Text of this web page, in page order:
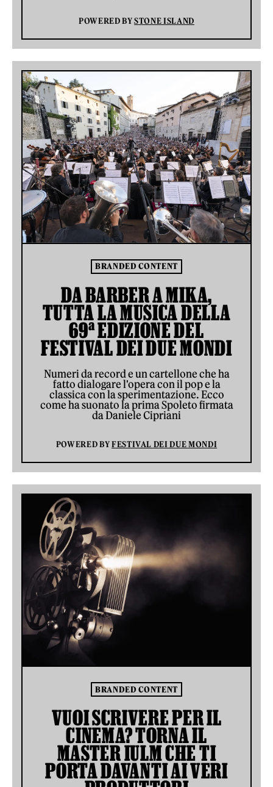
POWERED BYSTONE ISLAND
BRANDED CONTENT
DA BARBER A MIKA,
TUTTA LA MUSICA DELLA
69ª EDIZIONE DEL
FESTIVAL DEI DUE MONDI
Numeri da record e un cartellone che ha
fatto dialogare l'opera con il pop e la
classica con la sperimentazione. Ecco
come ha suonato la prima Spoleto firmata
da Daniele Cipriani
POWERED BYFESTIVAL DEI DUE MONDI
BRANDED CONTENT
VUOI SCRIVERE PER IL
CINEMA? TORNA IL
MASTER IULM CHE TI
PORTA DAVANTI AI VERI